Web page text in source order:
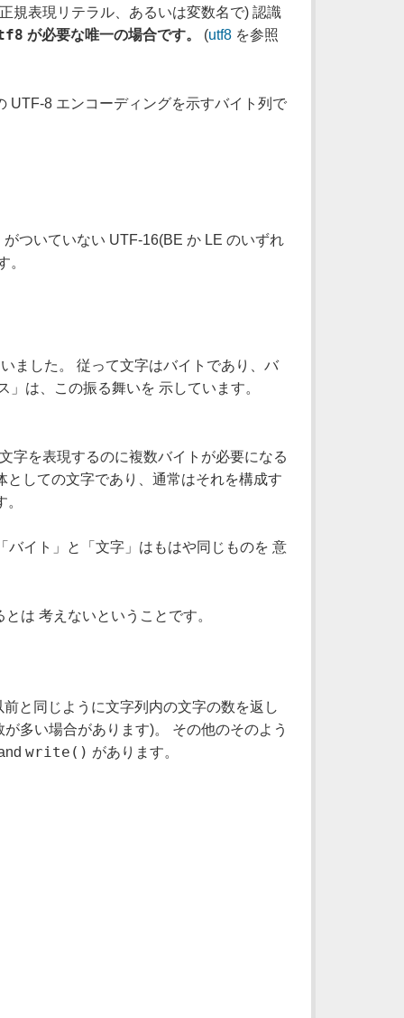
規表現リテラル、あるいは変数名で) 認識
が必要な唯一の場合です。 (utf8 を参照
UTF-8 エンコーディングを示すバイト列で
がついていない UTF-16(BE か LE のいずれ
。
ました。 従って文字はバイトであり、バ
は、この振る舞いを 示しています。
字を表現するのに複数バイトが必要になる
しての文字であり、通常はそれを構成す
イト」と「文字」はもはや同じものを 意
は 考えないということです。
と同じように文字列内の文字の数を返し
多い場合があります)。 その他のそのよう
write() があります。